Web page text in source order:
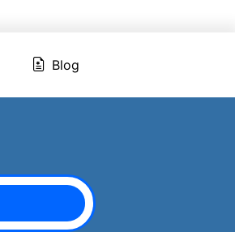
Blog